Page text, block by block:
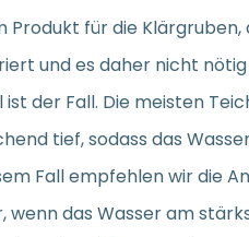
Produkt für die Klärgruben,
und es daher nicht nötig
der Fall. Die meisten
tief, sodass das
Fall empfehlen wir die
wenn das Wasser am